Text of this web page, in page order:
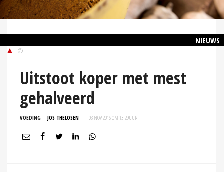
NIEUWS
©
Uitstoot koper met mest
gehalveerd
VOEDING JOS THELOSEN 03 NOV 2016 OM 13:29UUR